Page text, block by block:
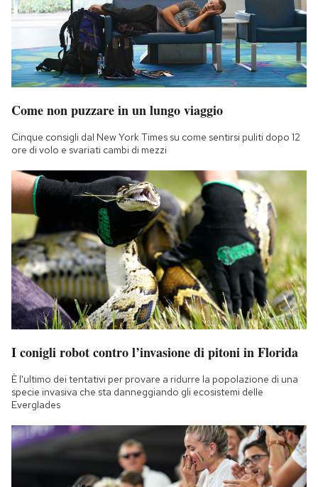
Come non puzzare in un lungo viaggio
Cinque consigli dal New York Times su come sentirsi puliti dopo 12
ore di volo e svariati cambi di mezzi
I conigli robot contro l’invasione di pitoni in Florida
È l'ultimo dei tentativi per provare a ridurre la popolazione di una
specie invasiva che sta danneggiando gli ecosistemi delle
Everglades